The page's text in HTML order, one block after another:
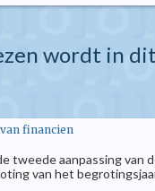
wordt in
financien
tweede aanpassing van
van het